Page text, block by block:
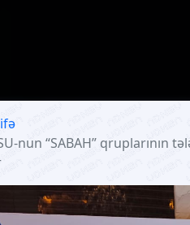
nun “SABAH”